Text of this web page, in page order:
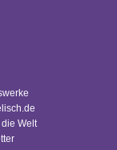
die Welt